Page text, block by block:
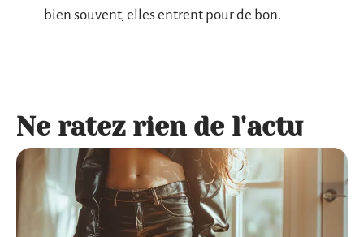
bien souvent, elles entrent pour de bon.
Ne ratez rien de l'actu